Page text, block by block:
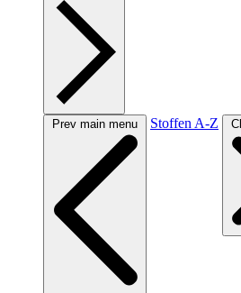
Prev main menu Stoffen A-Z